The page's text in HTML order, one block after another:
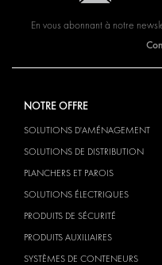
En vous abonnant à notre
NOTRE OFFRE
SOLUTIONS D'AMÉNAGEMENT
SOLUTIONS DE DISTRIBUTION
PLANCHERS ET PAROIS
SOLUTIONS ÉLECTRIQUES
PRODUITS DE SÉCURITÉ
PRODUITS AUXILIAIRES
SYSTÈMES DE CONTENEURS